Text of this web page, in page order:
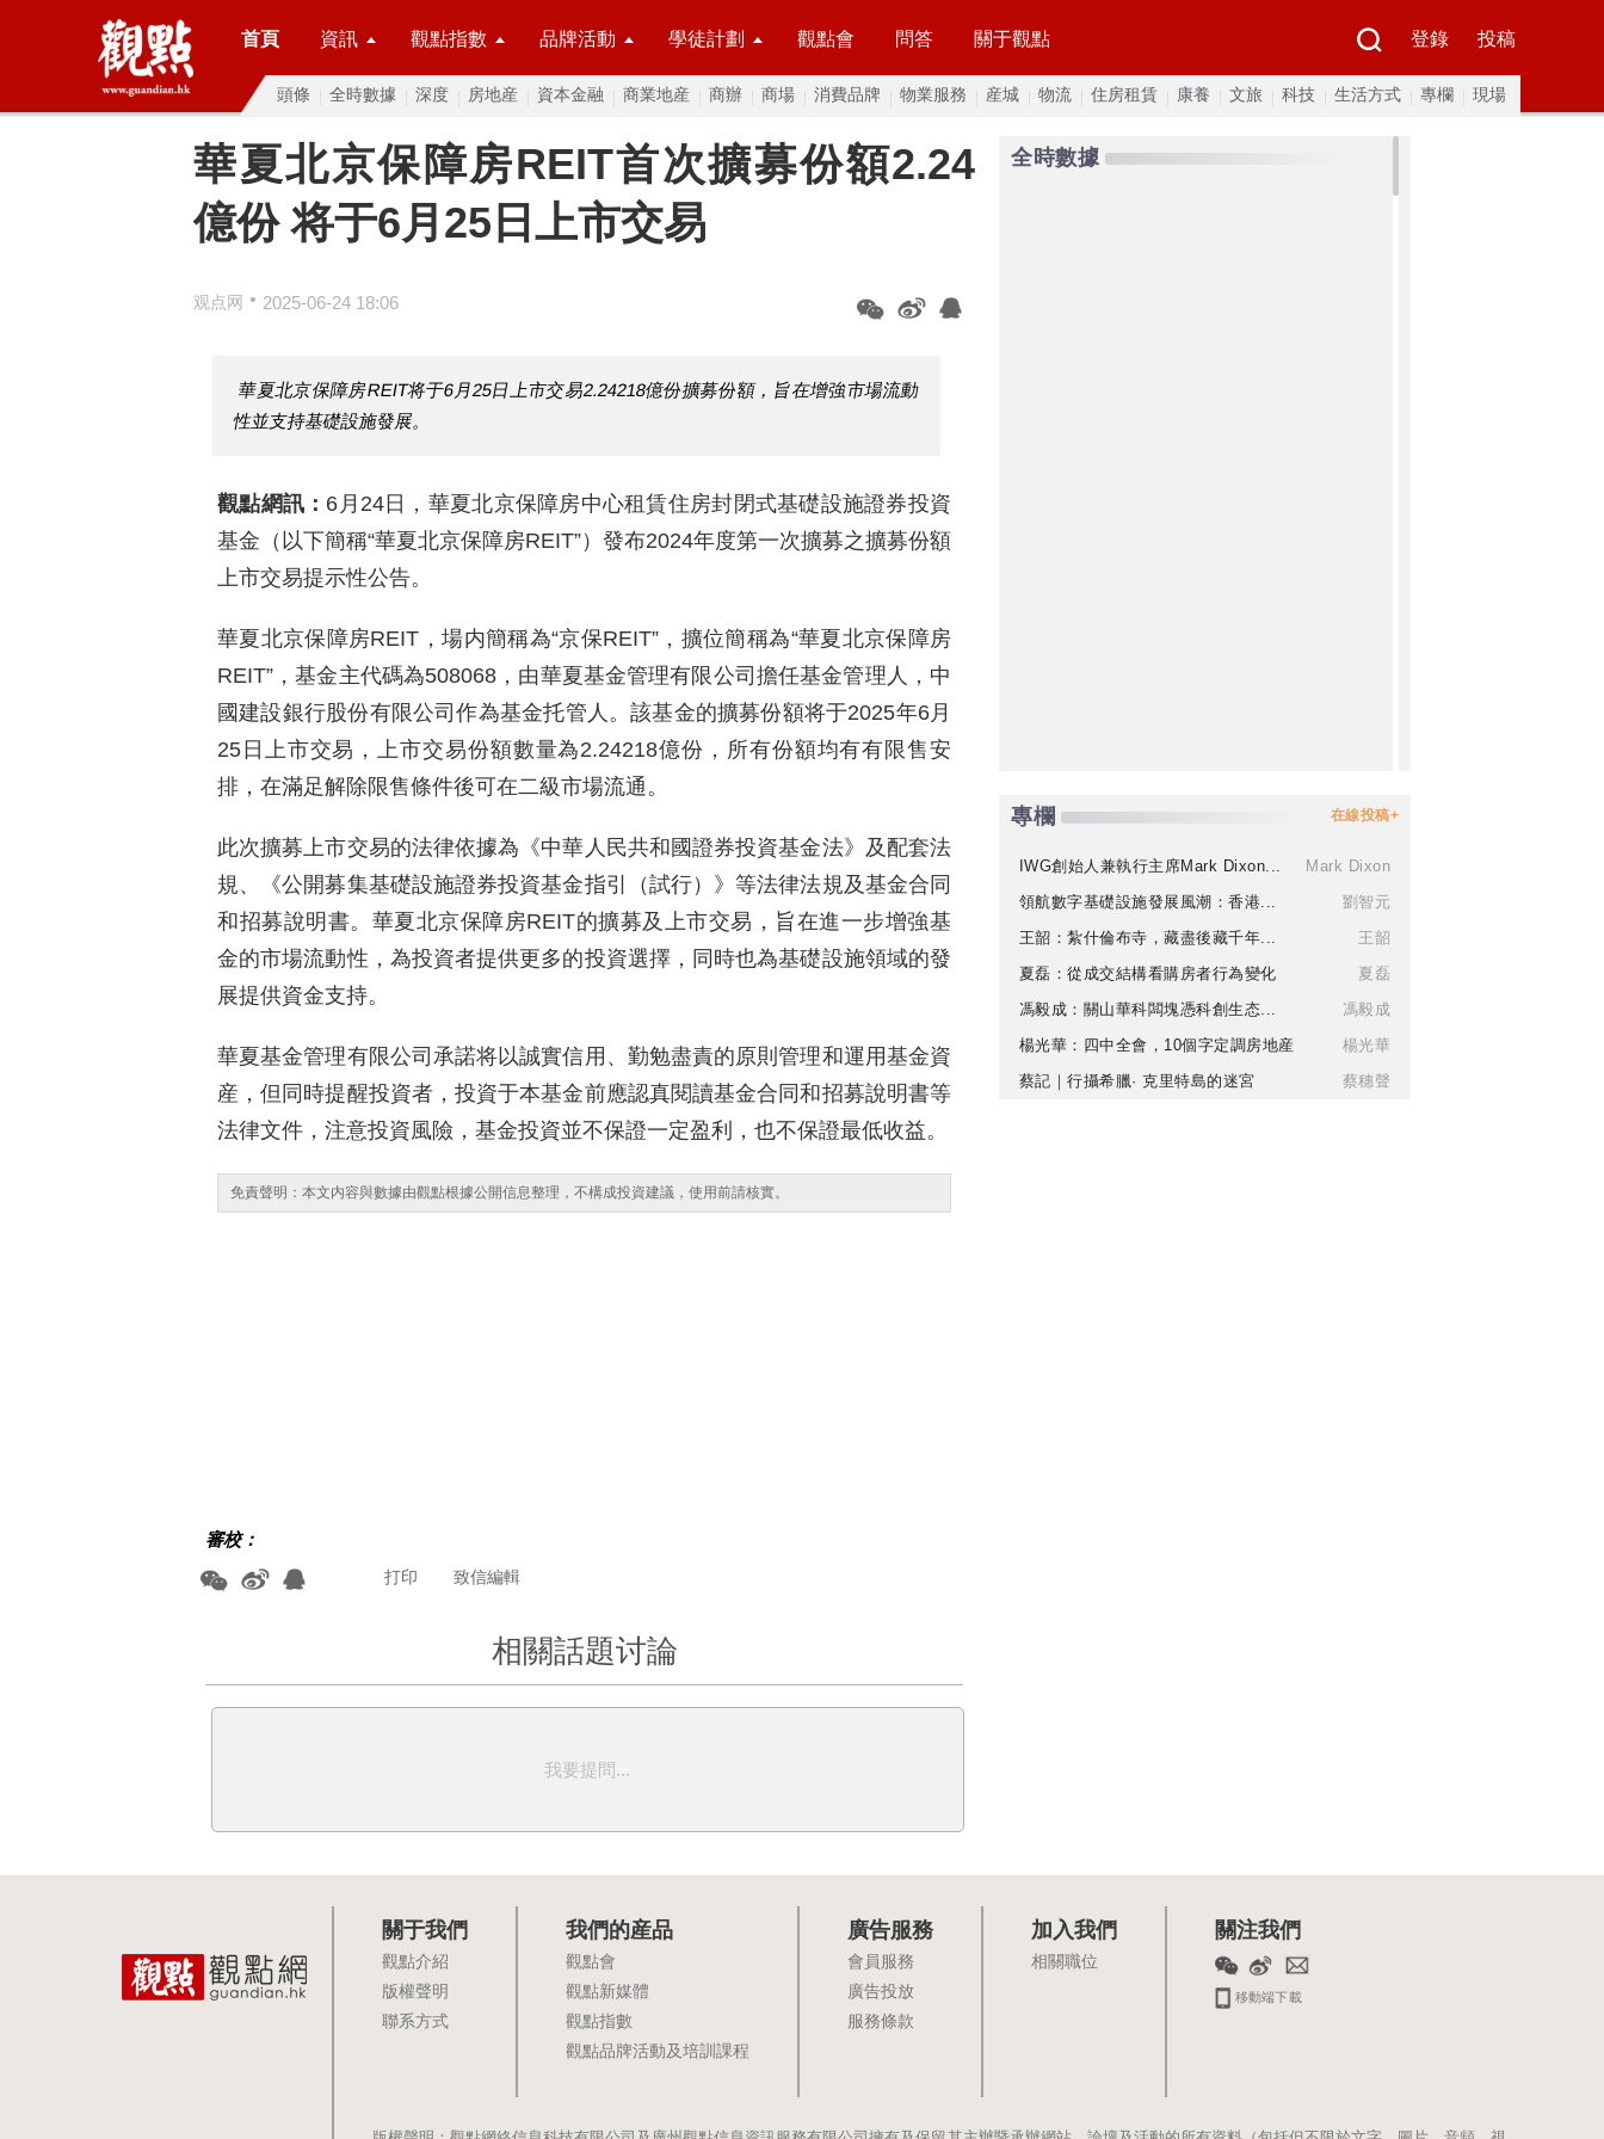
首頁 資訊 觀點指數 品牌活動 學徒計劃 觀點會 問答 關于觀點 登錄 投稿
頭條 全時數據 深度 房地産 資本金融 商業地産 商辦 商場 消費品牌 物業服務 産城 物流 住房租賃 康養 文旅 科技 生活方式 專欄 現場
華夏北京保障房REIT首次擴募份額2.24
億份 将于6月25日上市交易
观点网 • 2025-06-24 18:06
華夏北京保障房REIT将于6月25日上市交易2.24218億份擴募份額，旨在增強市場流動
性並支持基礎設施發展。
觀點網訊： 6月24日，華夏北京保障房中心租賃住房封閉式基礎設施證券投資
基金（以下簡稱“華夏北京保障房REIT”）發布2024年度第一次擴募之擴募份額
上市交易提示性公告。
華夏北京保障房REIT，場内簡稱為“京保REIT”，擴位簡稱為“華夏北京保障房
REIT”，基金主代碼為508068，由華夏基金管理有限公司擔任基金管理人，中
國建設銀行股份有限公司作為基金托管人。該基金的擴募份額将于2025年6月
25日上市交易，上市交易份額數量為2.24218億份，所有份額均有有限售安
排，在滿足解除限售條件後可在二級市場流通。
此次擴募上市交易的法律依據為《中華人民共和國證券投資基金法》及配套法
規、《公開募集基礎設施證券投資基金指引（試行）》等法律法規及基金合同
和招募說明書。華夏北京保障房REIT的擴募及上市交易，旨在進一步增強基
金的市場流動性，為投資者提供更多的投資選擇，同時也為基礎設施領域的發
展提供資金支持。
華夏基金管理有限公司承諾将以誠實信用、勤勉盡責的原則管理和運用基金資
産，但同時提醒投資者，投資于本基金前應認真閱讀基金合同和招募說明書等
法律文件，注意投資風險，基金投資並不保證一定盈利，也不保證最低收益。
免責聲明：本文内容與數據由觀點根據公開信息整理，不構成投資建議，使用前請核實。
審校：
致信編輯
打印
相關話題讨論
我要提問...
全時數據
專欄 在線投稿+
IWG創始人兼執行主席Mark Dixon...
Mark Dixon
領航數字基礎設施發展風潮：香港...
劉智元
王韶：紮什倫布寺，藏盡後藏千年...
王韶
夏磊：從成交結構看購房者行為變化
夏磊
馮毅成：關山華科闆塊憑科創生态...
馮毅成
楊光華：四中全會，10個字定調房地産
楊光華
蔡記｜行攝希臘· 克里特島的迷宮
蔡穗聲
關于我們
觀點介紹
版權聲明
聯系方式
我們的産品
觀點會
觀點新媒體
觀點指數
觀點品牌活動及培訓課程
廣告服務
會員服務
廣告投放
服務條款
加入我們
相關職位
關注我們
移動端下載